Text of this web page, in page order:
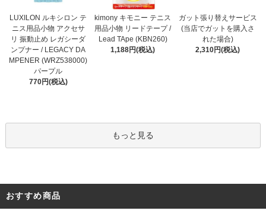
LUXILON ルキシロン テ
ニス用品小物 アクセサ
リ 振動止め レガシーダ
ンプナー / LEGACY DA
MPENER (WRZ538000)
パープル
770円(税込)
kimony キモニー テニス
用品小物 リードテープ /
Lead TApe (KBN260)
1,188円(税込)
ガット張り替えサービス
(当店でガットを購入さ
れた場合)
2,310円(税込)
もっと見る
おすすめ商品